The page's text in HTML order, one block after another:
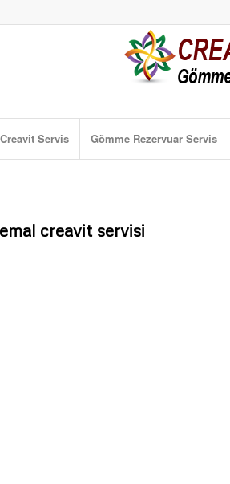
Creavit Servis Gömme Rezervuar Servis
creavit servisi